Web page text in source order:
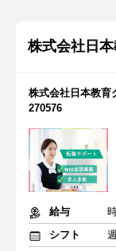
株式会社日
株式会社日本教
270576
給与
シフト